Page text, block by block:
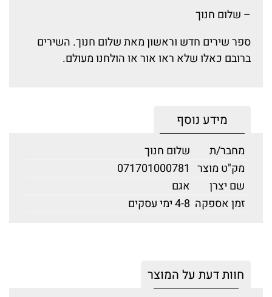
– שלום חנוך
ספר שירים חדש וראשון מאת שלום חנוך. השירים
ברובם כאלו שלא ראו אור או הולחנו מעולם.
מידע נוסף
מחבר/ת
שלום חנוך
מק"ט מוצר 071701000781
שם יצרן
אגם
זמן אספקה 4-8 ימי עסקים
חוות דעת על המוצר